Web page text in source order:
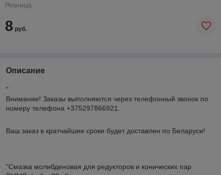
Розница
8 руб.
Описание
"
Внимание! Заказы выполняются через телефонный звонок по
номеру телефона +375297866921.
Ваш заказ в кратчайшие сроки будет доставлен по Беларуси!
"Смазка молибденовая для редукторов и конических пар